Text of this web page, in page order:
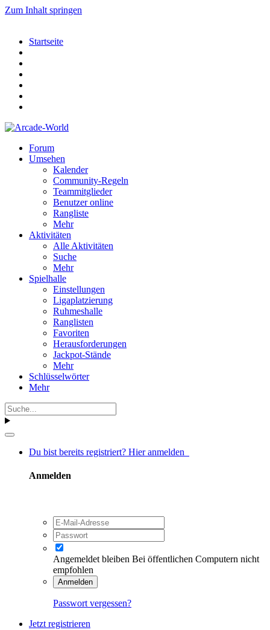
Zum Inhalt springen
Startseite
Forum
Umsehen
Kalender
Community-Regeln
Teammitglieder
Benutzer online
Rangliste
Mehr
Aktivitäten
Alle Aktivitäten
Suche
Mehr
Spielhalle
Einstellungen
Ligaplatzierung
Ruhmeshalle
Ranglisten
Favoriten
Herausforderungen
Jackpot-Stände
Mehr
Schlüsselwörter
Mehr
Du bist bereits registriert? Hier anmelden
Anmelden
Angemeldet bleiben Bei öffentlichen Computern nicht
empfohlen
Anmelden
Passwort vergessen?
Jetzt registrieren